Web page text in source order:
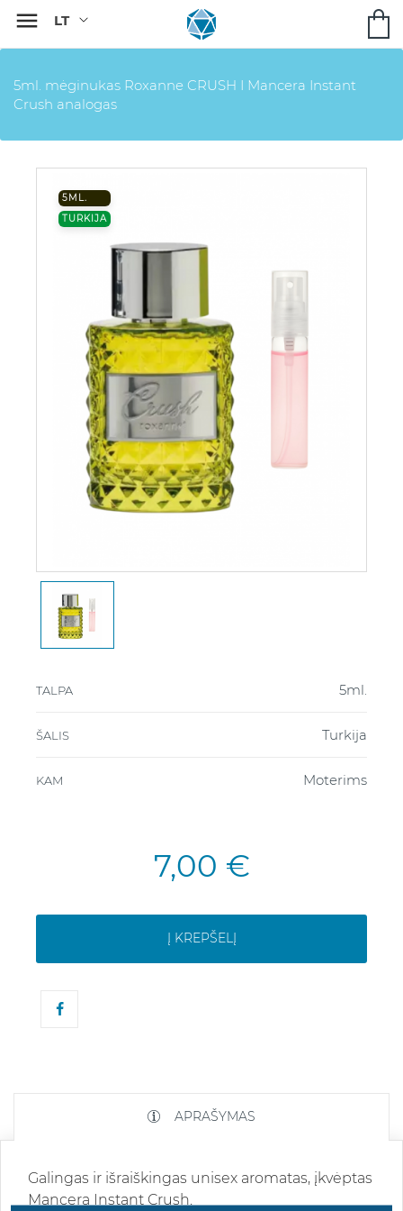

5ml. mėginukas Roxanne CRUSH I Mancera Instant
Crush analogas
5ML.
TURKIJA
TALPA 5ml.
ŠALIS Turkija
KAM Moterims
7,00 €
Į KREPŠELĮ
APRAŠYMAS
Galingas ir išraiškingas unisex aromatas, įkvėptas
Mancera Instant Crush.